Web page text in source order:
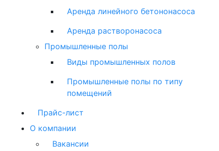
Аренда линейного бетононасоса
Аренда растворонасоса
Промышленные полы
Виды промышленных полов
Промышленные полы по типу
помещений
Прайс-лист
О компании
Вакансии